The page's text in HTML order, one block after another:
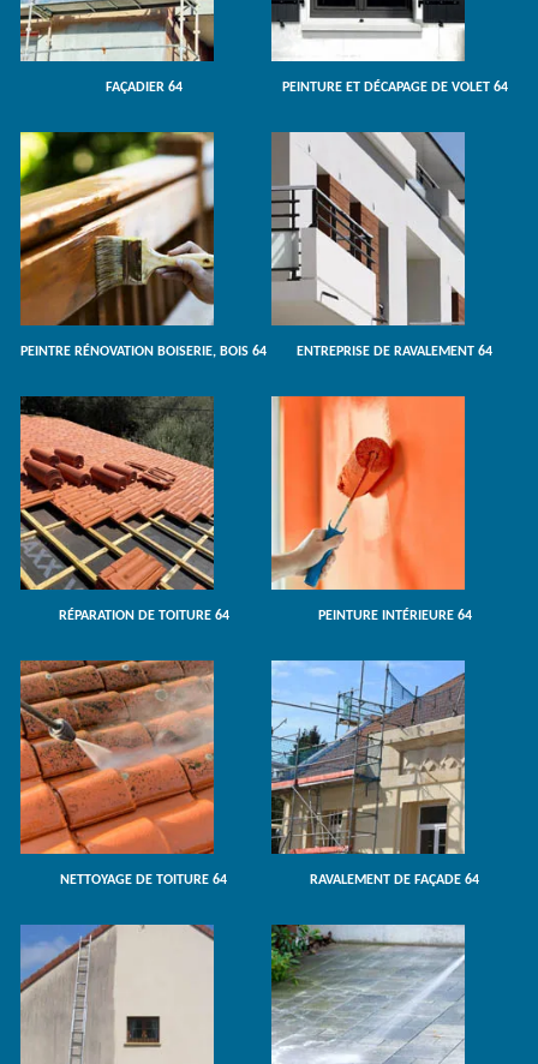
FAÇADIER 64 PEINTURE ET DÉCAPAGE DE VOLET 64
PEINTRE RÉNOVATION BOISERIE, BOIS 64 ENTREPRISE DE RAVALEMENT 64
RÉPARATION DE TOITURE 64 PEINTURE INTÉRIEURE 64
NETTOYAGE DE TOITURE 64 RAVALEMENT DE FAÇADE 64